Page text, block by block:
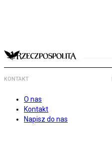
KONTAKT
O nas
Kontakt
Napisz do nas